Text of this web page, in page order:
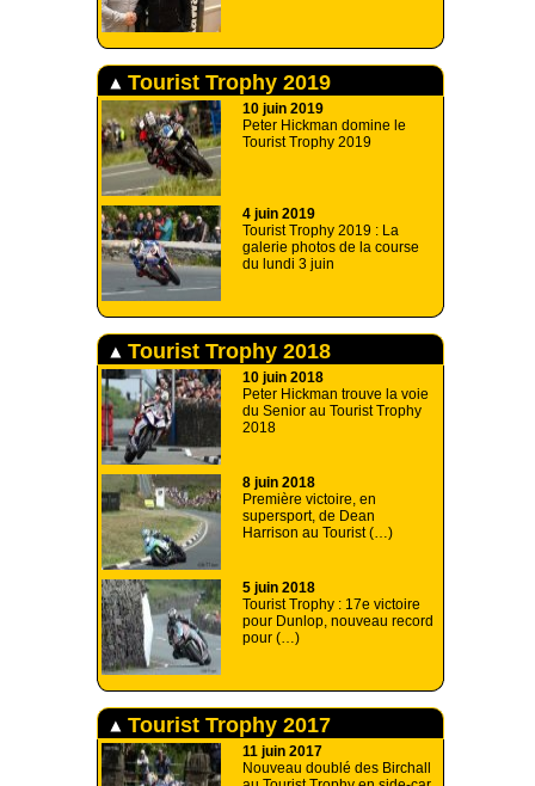
Tourist Trophy 2019
10 juin 2019
Peter Hickman domine le
Tourist Trophy 2019
4 juin 2019
Tourist Trophy 2019 : La
galerie photos de la course
du lundi 3 juin
Tourist Trophy 2018
10 juin 2018
Peter Hickman trouve la voie
du Senior au Tourist Trophy
2018
8 juin 2018
Première victoire, en
supersport, de Dean
Harrison au Tourist (…)
5 juin 2018
Tourist Trophy : 17e victoire
pour Dunlop, nouveau record
pour (…)
Tourist Trophy 2017
11 juin 2017
Nouveau doublé des Birchall